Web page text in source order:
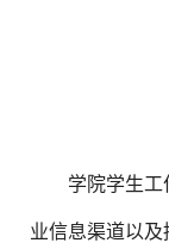
学院学生
业信息渠道以